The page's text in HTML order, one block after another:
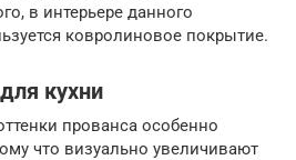
в интерьере данного
ковролиновое покрытие.
кухни
прованса особенно
что визуально увеличивают